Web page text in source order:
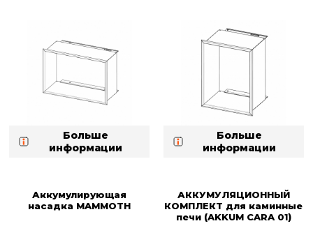
Больше
информации
Больше
информации
Аккумулирующая
насадка MAMMOTH
АККУМУЛЯЦИОННЫЙ
КОМПЛЕКT для каминные
печи (AKKUM CARA 01)